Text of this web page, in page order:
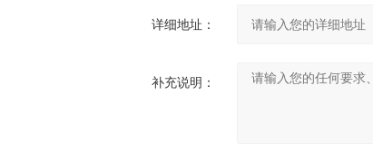
详细地址：
补充说明：